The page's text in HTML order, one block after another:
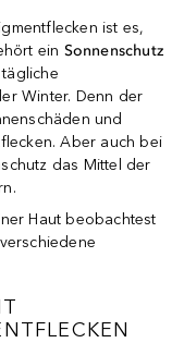
ist es,
ein Sonnenschutz
Winter. Denn der
und
Aber auch bei
das Mittel der
Haut beobachtest